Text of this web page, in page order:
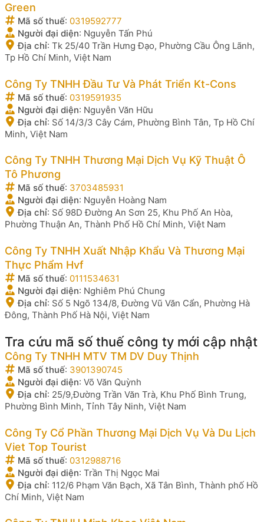
Green
Mã số thuế: 0319592777
Người đại diện: Nguyễn Tấn Phú
Địa chỉ: Tk 25/40 Trần Hưng Đạo, Phường Cầu Ông Lãnh,
Tp Hồ Chí Minh, Việt Nam
Công Ty TNHH Đầu Tư Và Phát Triển Kt-Cons
Mã số thuế: 0319591935
Người đại diện: Nguyễn Văn Hữu
Địa chỉ: Số 14/3/3 Cây Cám, Phường Bình Tân, Tp Hồ Chí
Minh, Việt Nam
Công Ty TNHH Thương Mại Dịch Vụ Kỹ Thuật Ô
Tô Phương
Mã số thuế: 3703485931
Người đại diện: Nguyễn Hoàng Nam
Địa chỉ: Số 98D Đường An Sơn 25, Khu Phố An Hòa,
Phường Thuận An, Thành Phố Hồ Chí Minh, Việt Nam
Công Ty TNHH Xuất Nhập Khẩu Và Thương Mại
Thực Phẩm Hvf
Mã số thuế: 0111534631
Người đại diện: Nghiêm Phú Chung
Địa chỉ: Số 5 Ngõ 134/8, Đường Vũ Văn Cẩn, Phường Hà
Đông, Thành Phố Hà Nội, Việt Nam
Tra cứu mã số thuế công ty mới cập nhật
Công Ty TNHH MTV TM DV Duy Thịnh
Mã số thuế: 3901390745
Người đại diện: Võ Văn Quỳnh
Địa chỉ: 25/9,Đường Trần Văn Trà, Khu Phố Bình Trung,
Phường Bình Minh, Tỉnh Tây Ninh, Việt Nam
Công Ty Cổ Phần Thương Mại Dịch Vụ Và Du Lịch
Viet Top Tourist
Mã số thuế: 0312988716
Người đại diện: Trần Thị Ngọc Mai
Địa chỉ: 112/6 Phạm Văn Bạch, Xã Tân Bình, Thành phố Hồ
Chí Minh, Việt Nam